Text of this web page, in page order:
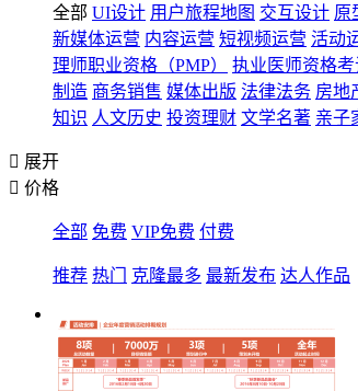
全部 UI设计 用户旅程地图 交互设计 原
新媒体运营 内容运营 短视频运营 活动
理师职业资格（PMP）
执业医师资格考
制造 商务销售 媒体出版 法律法务 房地
知识 人文历史 投资理财 文学名著 亲子
 展开
 价格
全部 免费 VIP免费 付费
推荐 热门 克隆最多 最新发布 达人作品